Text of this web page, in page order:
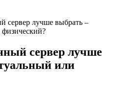
сервер лучше выбрать –
сервер лучше
или